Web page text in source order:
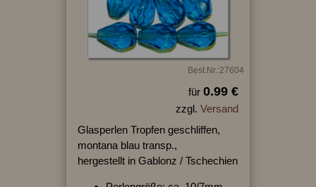
Best.Nr.:27604
für 0.99 €
zzgl. Versand
Glasperlen Tropfen geschliffen,
montana blau transp.,
hergestellt in Gablonz / Tschechien